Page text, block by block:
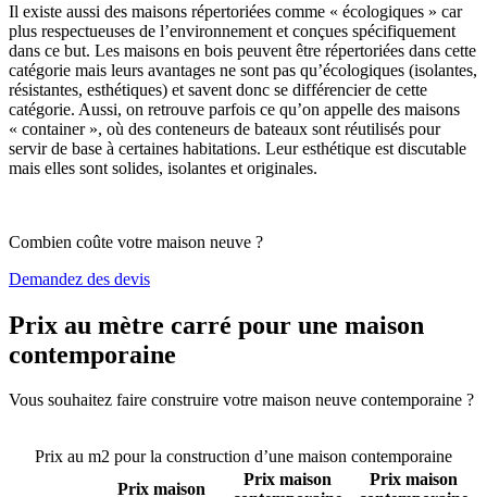
Il existe aussi des maisons répertoriées comme « écologiques » car
plus respectueuses de l’environnement et conçues spécifiquement
dans ce but. Les maisons en bois peuvent être répertoriées dans cette
catégorie mais leurs avantages ne sont pas qu’écologiques (isolantes,
résistantes, esthétiques) et savent donc se différencier de cette
catégorie. Aussi, on retrouve parfois ce qu’on appelle des maisons
« container », où des conteneurs de bateaux sont réutilisés pour
servir de base à certaines habitations. Leur esthétique est discutable
mais elles sont solides, isolantes et originales.
Combien coûte votre maison neuve ?
Demandez des devis
Prix au mètre carré pour une maison
contemporaine
Vous souhaitez faire construire votre maison neuve contemporaine ?
Prix au m2 pour la construction d’une maison contemporaine
Prix maison
Prix maison
Prix maison